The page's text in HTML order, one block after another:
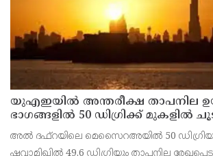
യുഎഇയില്‍ അന്തരീക്ഷ താപനില
ഭാഗങ്ങളില്‍ 50 ഡിഗ്രിക്ക് മുകളില്‍
അല്‍ ദഫ്റയിലെ മെസൈറഅയില്‍ 50
ഷവാമിഖില്‍ 49.6 ഡിഗ്രിയും താപനില